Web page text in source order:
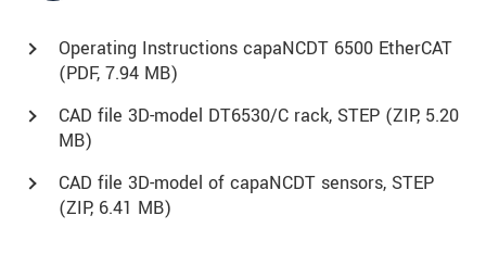
Operating Instructions capaNCDT 6500 EtherCAT
(PDF, 7.94 MB)
CAD file 3D-model DT6530/C rack, STEP (ZIP, 5.20
MB)
CAD file 3D-model of capaNCDT sensors, STEP
(ZIP, 6.41 MB)